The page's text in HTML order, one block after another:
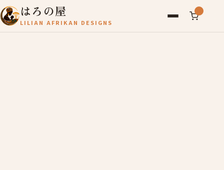
はろの屋
LILIAN AFRIKAN DESIGNS